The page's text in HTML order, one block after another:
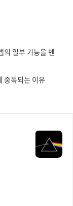
의 일부 기능을 벤
중독되는 이유